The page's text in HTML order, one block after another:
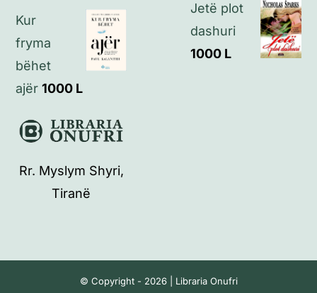
Kur
fryma
bëhet
ajër 1000 L
Jetë plot
dashuri
1000 L
Rr. Myslym Shyri,
Tiranë
© Copyright - 2026 | Libraria Onufri